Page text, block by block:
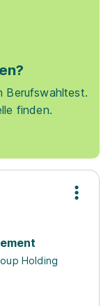
Berufswahltest.
finden.
Holding